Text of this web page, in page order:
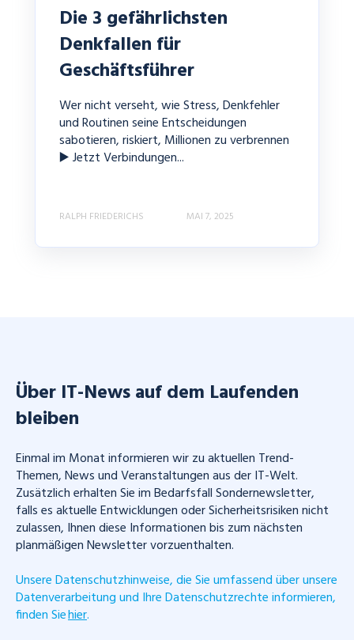
Die 3 gefährlichsten
Denkfallen für
Geschäftsführer
Wer nicht verseht, wie Stress, Denkfehler
und Routinen seine Entscheidungen
sabotieren, riskiert, Millionen zu verbrennen
▶️ Jetzt Verbindungen...
RALPH FRIEDERICHS MAI 7, 2025
Über IT-News auf dem Laufenden
bleiben
Einmal im Monat informieren wir zu aktuellen Trend-
Themen, News und Veranstaltungen aus der IT-Welt.
Zusätzlich erhalten Sie im Bedarfsfall Sondernewsletter,
falls es aktuelle Entwicklungen oder Sicherheitsrisiken nicht
zulassen, Ihnen diese Informationen bis zum nächsten
planmäßigen Newsletter vorzuenthalten.
Unsere Datenschutzhinweise, die Sie umfassend über unsere
Datenverarbeitung und Ihre Datenschutzrechte informieren,
finden Siehier.